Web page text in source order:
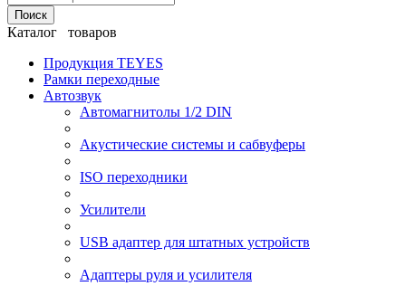
Поиск
Каталог товаров
Продукция TEYES
Рамки переходные
Автозвук
Автомагнитолы 1/2 DIN
Акустические системы и сабвуферы
ISO переходники
Усилители
USB адаптер для штатных устройств
Адаптеры руля и усилителя